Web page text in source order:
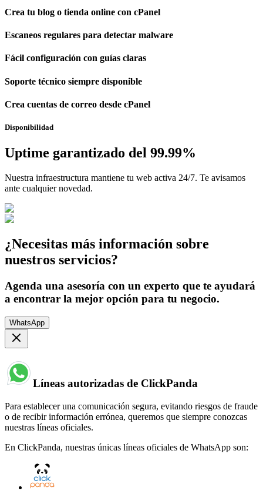
Crea tu blog o tienda online con cPanel
Escaneos regulares para detectar malware
Fácil configuración con guías claras
Soporte técnico siempre disponible
Crea cuentas de correo desde cPanel
Disponibilidad
Uptime garantizado del 99.99%
Nuestra infraestructura mantiene tu web activa 24/7. Te avisamos
ante cualquier novedad.
¿Necesitas más información sobre
nuestros servicios?
Agenda una asesoría con un experto que te ayudará
a encontrar la mejor opción para tu negocio.
WhatsApp
Líneas autorizadas de ClickPanda
Para establecer una comunicación segura, evitando riesgos de fraude
o de recibir información errónea, queremos que siempre conozcas
nuestras líneas oficiales.
En ClickPanda, nuestras únicas líneas oficiales de WhatsApp son: